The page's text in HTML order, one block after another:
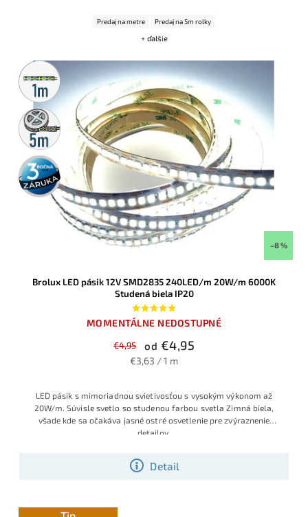
Predaj na metre Predaj na 5m rolky
+ ďalšie
Metrážny
predaj
5m
rolka
3 roky
záruka
–8 %
Brolux LED pásik 12V SMD2835 240LED/m 20W/m 6000K
Studená biela IP20
MOMENTÁLNE NEDOSTUPNÉ
€4,95 od €4,95
€3,63 / 1 m
Detail
LED pásik s mimoriadnou svietivosťou s vysokým výkonom až
20W/m. Súvisle svetlo so studenou farbou svetla Zimná biela,
všade kde sa očakáva jasné ostré osvetlenie pre zvýraznenie
detailov.